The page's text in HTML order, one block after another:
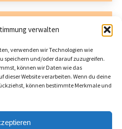
verwalten
verwenden wir Technologien wie
speichern und/oder darauf zuzugreifen.
können wir Daten wie das
dieser Website verarbeiten. Wenn du deine
können bestimmte Merkmale und